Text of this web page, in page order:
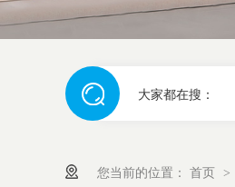
大家都在搜：
您当前的位置： 首页 >